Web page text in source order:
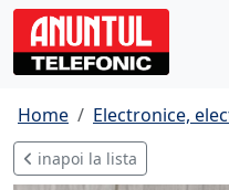
Home Electronice,
inapoi la lista